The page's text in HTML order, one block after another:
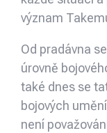
význam
Od pradávna
úrovně
také dnes se
bojových
není